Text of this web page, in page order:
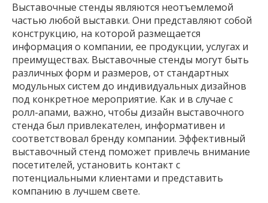
Выставочные стенды являются неотъемлемой
частью любой выставки. Они представляют собой
конструкцию, на которой размещается
информация о компании, ее продукции, услугах и
преимуществах. Выставочные стенды могут быть
различных форм и размеров, от стандартных
модульных систем до индивидуальных дизайнов
под конкретное мероприятие. Как и в случае с
ролл-апами, важно, чтобы дизайн выставочного
стенда был привлекателен, информативен и
соответствовал бренду компании. Эффективный
выставочный стенд поможет привлечь внимание
посетителей, установить контакт с
потенциальными клиентами и представить
компанию в лучшем свете.